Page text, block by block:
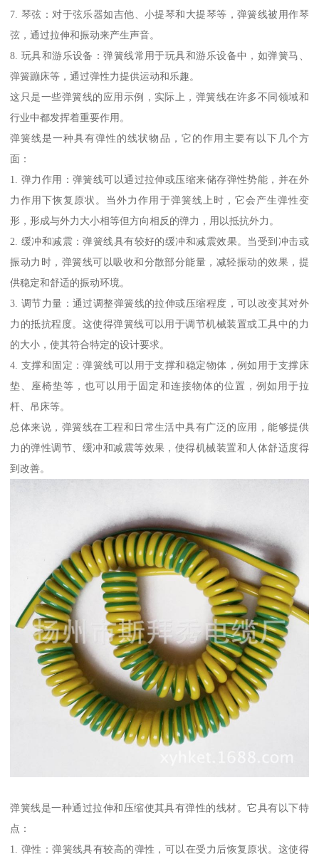
7. 琴弦：对于弦乐器如吉他、小提琴和大提琴等，弹簧线被用作琴
弦，通过拉伸和振动来产生声音。
8. 玩具和游乐设备：弹簧线常用于玩具和游乐设备中，如弹簧马、
弹簧蹦床等，通过弹性力提供运动和乐趣。
这只是一些弹簧线的应用示例，实际上，弹簧线在许多不同领域和
行业中都发挥着重要作用。
弹簧线是一种具有弹性的线状物品，它的作用主要有以下几个方
面：
1. 弹力作用：弹簧线可以通过拉伸或压缩来储存弹性势能，并在外
力作用下恢复原状。当外力作用于弹簧线上时，它会产生弹性变
形，形成与外力大小相等但方向相反的弹力，用以抵抗外力。
2. 缓冲和减震：弹簧线具有较好的缓冲和减震效果。当受到冲击或
振动力时，弹簧线可以吸收和分散部分能量，减轻振动的效果，提
供稳定和舒适的振动环境。
3. 调节力量：通过调整弹簧线的拉伸或压缩程度，可以改变其对外
力的抵抗程度。这使得弹簧线可以用于调节机械装置或工具中的力
的大小，使其符合特定的设计要求。
4. 支撑和固定：弹簧线可以用于支撑和稳定物体，例如用于支撑床
垫、座椅垫等，也可以用于固定和连接物体的位置，例如用于拉
杆、吊床等。
总体来说，弹簧线在工程和日常生活中具有广泛的应用，能够提供
力的弹性调节、缓冲和减震等效果，使得机械装置和人体舒适度得
到改善。
弹簧线是一种通过拉伸和压缩使其具有弹性的线材。它具有以下特
点：
1. 弹性：弹簧线具有较高的弹性，可以在受力后恢复原状。这使得